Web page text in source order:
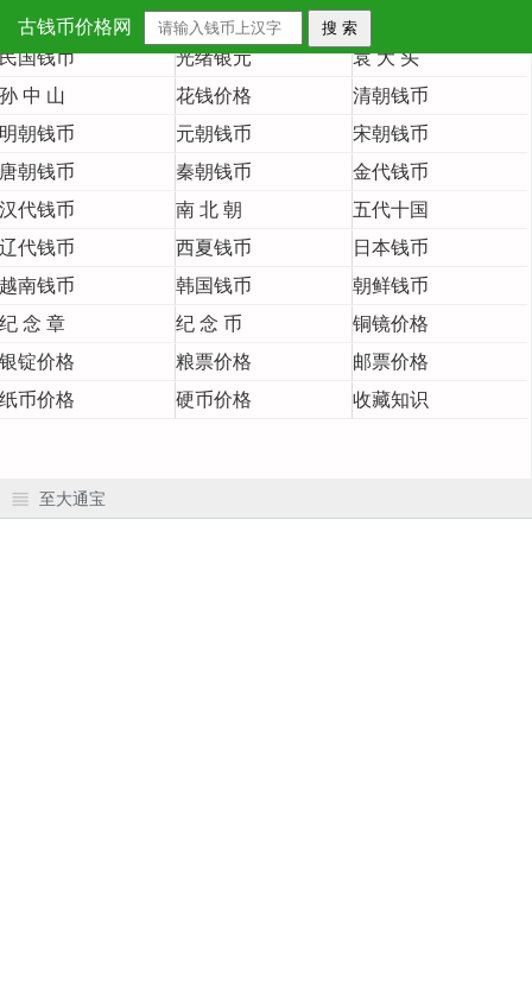
古钱币价格网
首 页 大清铜币
大清银币
民国钱币
光绪银元
袁 大 头
孙 中 山
花钱价格
清朝钱币
明朝钱币
元朝钱币
宋朝钱币
唐朝钱币
秦朝钱币
金代钱币
汉代钱币
南 北 朝
五代十国
辽代钱币
西夏钱币
日本钱币
越南钱币
韩国钱币
朝鲜钱币
纪 念 章
纪 念 币
铜镜价格
银锭价格
粮票价格
邮票价格
纸币价格
硬币价格 收藏知识
至大通宝